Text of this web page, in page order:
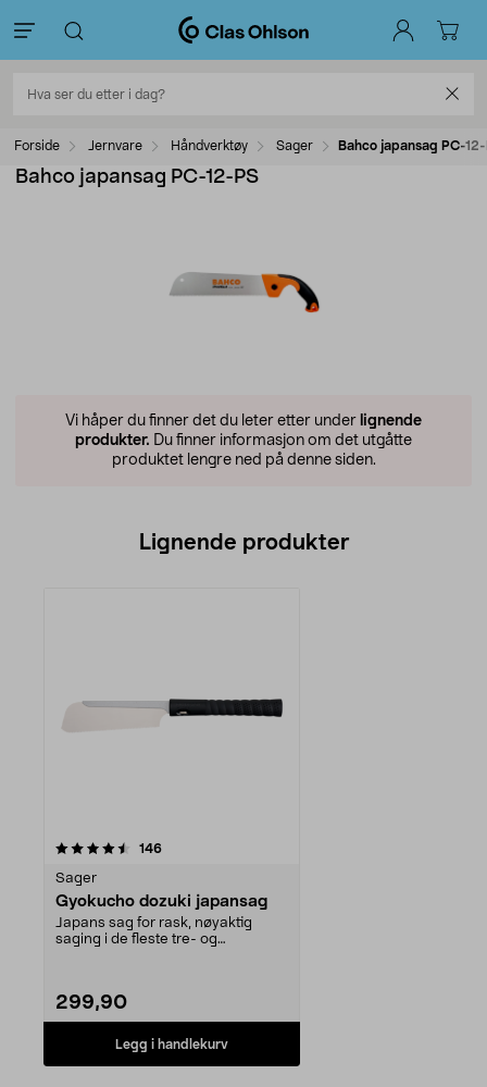
Forside Jernvare Håndverktøy Sager Bahco japansag PC-
Bahco japansag PC-12-PS
Vi håper du finner det du leter etter under lignende
produkter. Du finner informasjon om det utgåtte
produktet lengre ned på denne siden.
Lignende produkter
146anmeldelser
Sager
Gyokucho dozuki japansag
Japans sag for rask, nøyaktig
saging i de fleste tre- og
299,90
Legg i handlekurv